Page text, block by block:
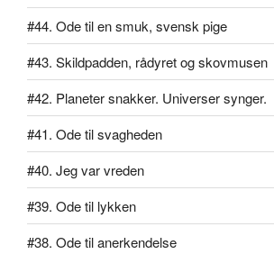
#44. Ode til en smuk, svensk pige
#43. Skildpadden, rådyret og skovmusen
#42. Planeter snakker. Universer synger.
#41. Ode til svagheden
#40. Jeg var vreden
#39. Ode til lykken
#38. Ode til anerkendelse